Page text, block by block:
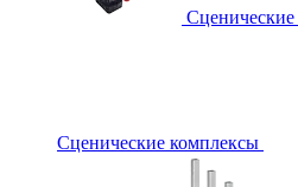
Сценические
Сценические комплексы